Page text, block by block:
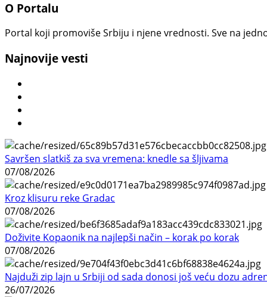
O Portalu
Portal koji promoviše Srbiju i njene vrednosti. Sve na
Najnovije vesti
Savršen slatkiš za sva vremena: knedle sa šljivama
07/08/2026
Kroz klisuru reke Gradac
07/08/2026
Doživite Kopaonik na najlepši način – korak po korak
07/08/2026
Najduži zip lajn u Srbiji od sada donosi još veću dozu
26/07/2026